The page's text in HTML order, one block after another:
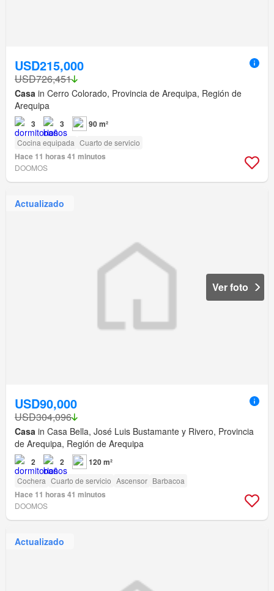
USD215,000
USD726,451
Casa in Cerro Colorado, Provincia de Arequipa, Región de
Arequipa
3 3 90 m²
Cocina equipada Cuarto de servicio
Hace 11 horas 41 minutos
DOOMOS
Actualizado
Ver foto
USD90,000
USD304,096
Casa in Casa Bella, José Luis Bustamante y Rivero, Provincia
de Arequipa, Región de Arequipa
2 2 120 m²
Cochera Cuarto de servicio Ascensor Barbacoa
Hace 11 horas 41 minutos
DOOMOS
Actualizado